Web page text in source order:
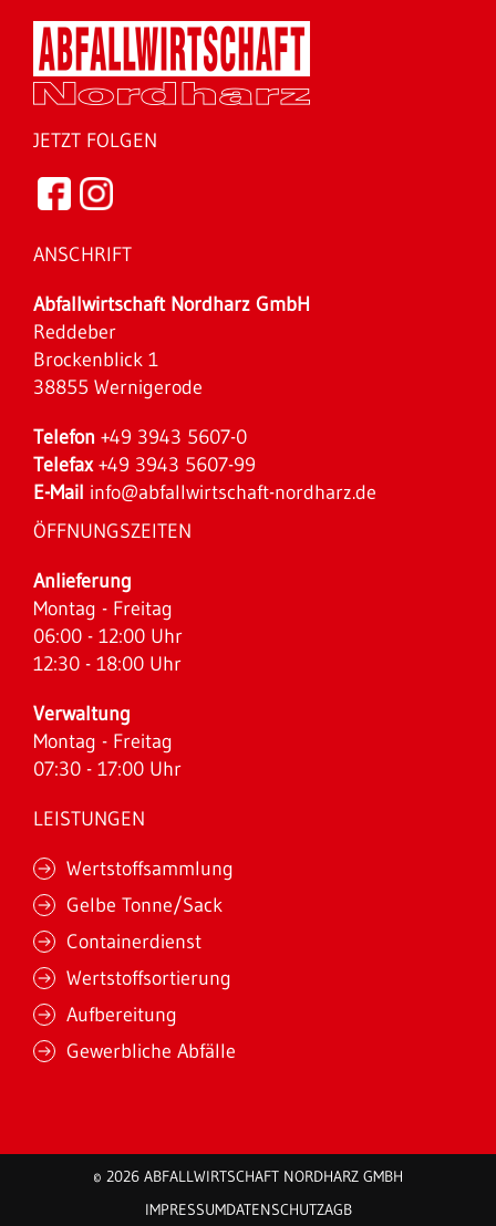
JETZT FOLGEN
ANSCHRIFT
Abfallwirtschaft Nordharz GmbH
Reddeber
Brockenblick 1
38855 Wernigerode
Telefon +49 3943 5607-0
Telefax+49 3943 5607-99
E-Mail info@abfallwirtschaft-nordharz.de
ÖFFNUNGSZEITEN
Anlieferung
Montag - Freitag
06:00 - 12:00 Uhr
12:30 - 18:00 Uhr
Verwaltung
Montag - Freitag
07:30 - 17:00 Uhr
LEISTUNGEN
Wertstoffsammlung
Gelbe Tonne/Sack
Containerdienst
Wertstoffsortierung
Aufbereitung
Gewerbliche Abfälle
© 2026 ABFALLWIRTSCHAFT NORDHARZ GMBH
IMPRESSUMDATENSCHUTZAGB